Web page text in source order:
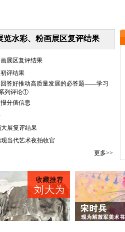
览水彩、粉画展区复评结果
展区复评结果
评结果
答好推动高质量发展的必答题——学习
列评论①
分值信息
展复评结果
当代艺术夜拍收官
更多>>